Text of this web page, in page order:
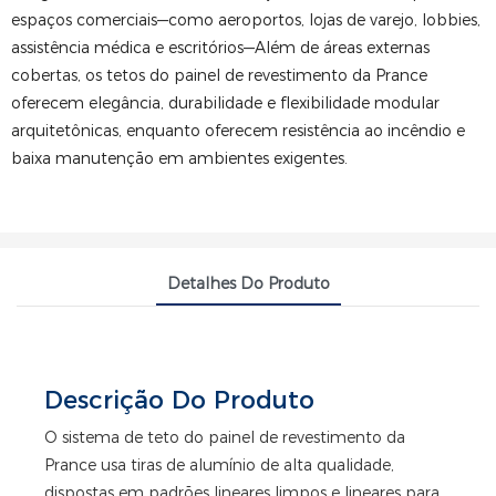
espaços comerciais—como aeroportos, lojas de varejo, lobbies,
assistência médica e escritórios—Além de áreas externas
cobertas, os tetos do painel de revestimento da Prance
oferecem elegância, durabilidade e flexibilidade modular
arquitetônicas, enquanto oferecem resistência ao incêndio e
baixa manutenção em ambientes exigentes.
Detalhes Do Produto
Descrição Do Produto
O sistema de teto do painel de revestimento da
Prance usa tiras de alumínio de alta qualidade,